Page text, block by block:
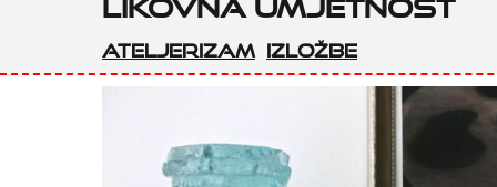
Ateljerizam Izložbe